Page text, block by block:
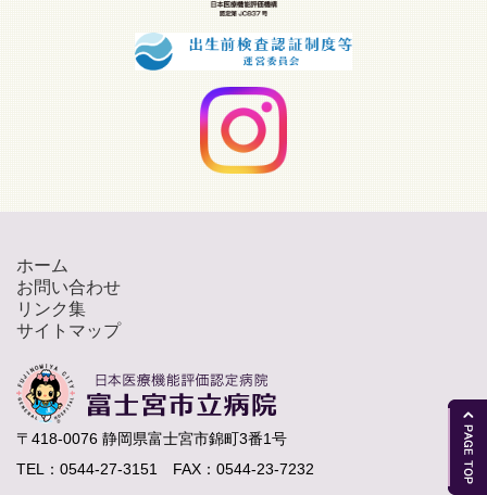
ホーム
お問い合わせ
リンク集
サイトマップ
〒418-0076 静岡県富士宮市錦町3番1号
TEL：0544-27-3151 FAX：0544-23-7232